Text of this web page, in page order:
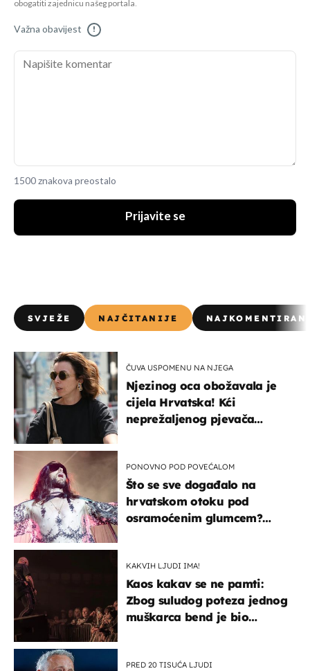
obogatiti zajednicu našeg portala.
Važna obavijest !
1500 znakova preostalo
Prijavite se
SVJEŽE NAJČITANIJE
ČUVA USPOMENU NA NJEGA
Njezinog oca obožavala je
cijela Hrvatska! Kći
neprežaljenog pjevača
PONOVNO POD POVEĆALOM
Što se sve događalo na
hrvatskom otoku pod
osramoćenim glumcem?
KAKVIH LJUDI IMA!
Kaos kakav se ne pamti:
Zbog suludog poteza jednog
muškarca bend je bio
PRED 20 TISUĆA LJUDI